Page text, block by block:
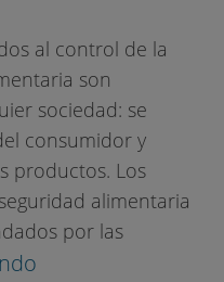
al control de la
son
sociedad: se
consumidor y
productos. Los
alimentaria
por las